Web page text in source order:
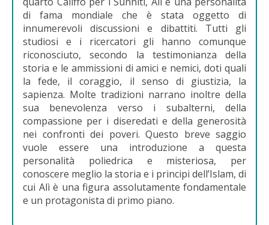
di fama mondiale che è stata oggetto di
innumerevoli discussioni e dibattiti. Tutti gli
studiosi e i ricercatori gli hanno comunque
riconosciuto, secondo la testimonianza della
storia e le ammissioni di amici e nemici, doti quali
la fede, il coraggio, il senso di giustizia, la
sapienza. Molte tradizioni narrano inoltre della
sua benevolenza verso i subalterni, della
compassione per i diseredati e della generosità
nei confronti dei poveri. Questo breve saggio
vuole essere una introduzione a questa
personalità poliedrica e misteriosa, per
conoscere meglio la storia e i principi dell’Islam, di
cui Alì è una figura assolutamente fondamentale
e un protagonista di primo piano.